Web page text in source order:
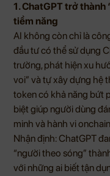
1. ChatGPT trở
tiềm năng
AI không còn chỉ là
đầu tư có thể sử dụng
trường, phát hiện xu
voi” và tự xây dựng hệ
token có khả năng bứt
biệt giúp người dùng
minh và hành vi
Nhận định: ChatGPT
“người theo sóng”
với những ai biết tận